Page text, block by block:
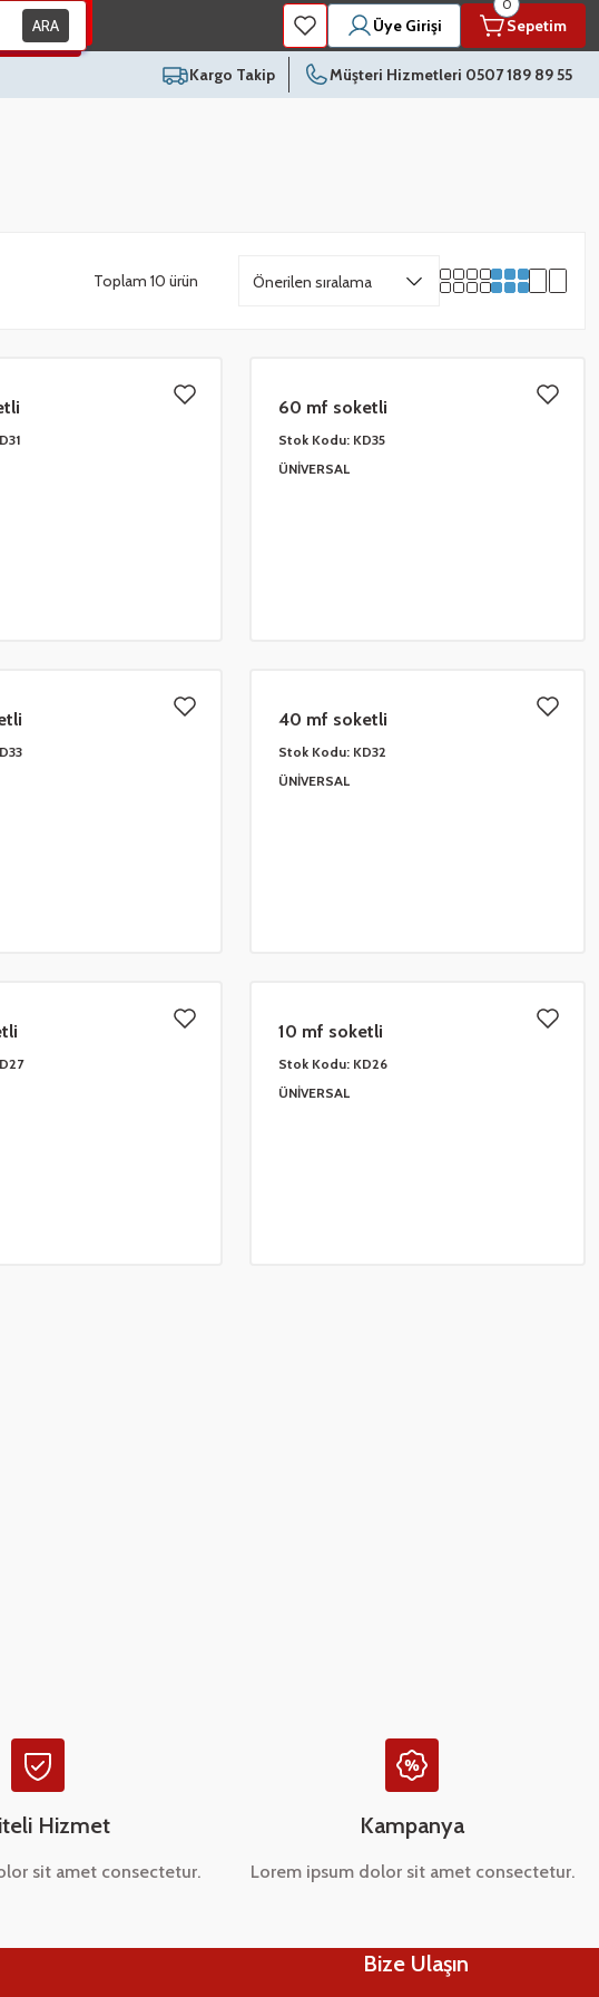
ARA Üye Girişi Sepetim
0
Kargo Takip Müşteri Hizmetleri 0507 189 89 55
Toplam 10 ürün
60 mf soketli
Stok Kodu: KD35
ÜNİVERSAL
40 mf soketli
Stok Kodu: KD32
ÜNİVERSAL
10 mf soketli
Stok Kodu: KD26
ÜNİVERSAL
Hizmet
sit amet consectetur.
Kampanya
Lorem ipsum dolor sit amet consectetur.
Bize Ulaşın